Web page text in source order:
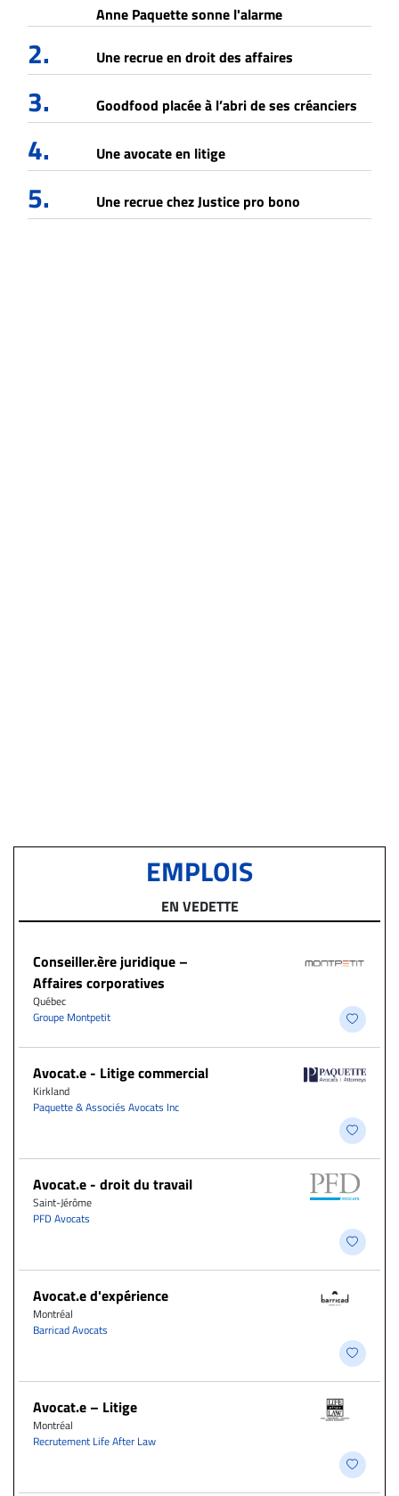
Anne Paquette sonne l'alarme
2. Une recrue en droit des affaires
3. Goodfood placée à l’abri de ses créanciers
4. Une avocate en litige
5. Une recrue chez Justice pro bono
EMPLOIS
EN VEDETTE
Conseiller.ère juridique –
Affaires corporatives
Québec
Groupe Montpetit
Avocat.e - Litige commercial
Kirkland
Paquette & Associés Avocats Inc
Avocat.e - droit du travail
Saint-Jérôme
PFD Avocats
Avocat.e d'expérience
Montréal
Barricad Avocats
Avocat.e – Litige
Montréal
Recrutement Life After Law